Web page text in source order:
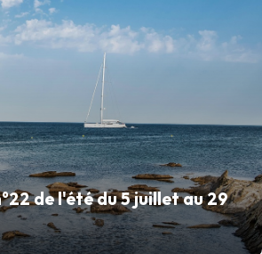
de l'été du 5 juillet au 29